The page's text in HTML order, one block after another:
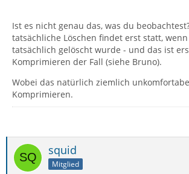
Ist es nicht genau das, was du
tatsächliche Löschen findet erst statt,
tatsächlich gelöscht wurde - und das ist
Komprimieren der Fall (siehe Bruno).
Wobei das natürlich ziemlich
Komprimieren.
squid
Mitglied